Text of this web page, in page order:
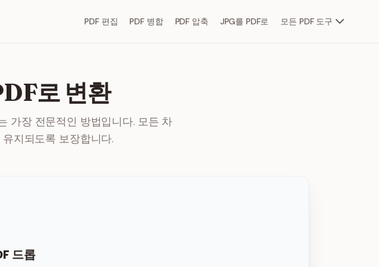
PDF 편집 PDF 병합 PDF 압축 JPG를 PDF로 모든 PDF 도구
로 변환
가장 전문적인 방법입니다. 모든 차
지되도록 보장합니다.
드롭